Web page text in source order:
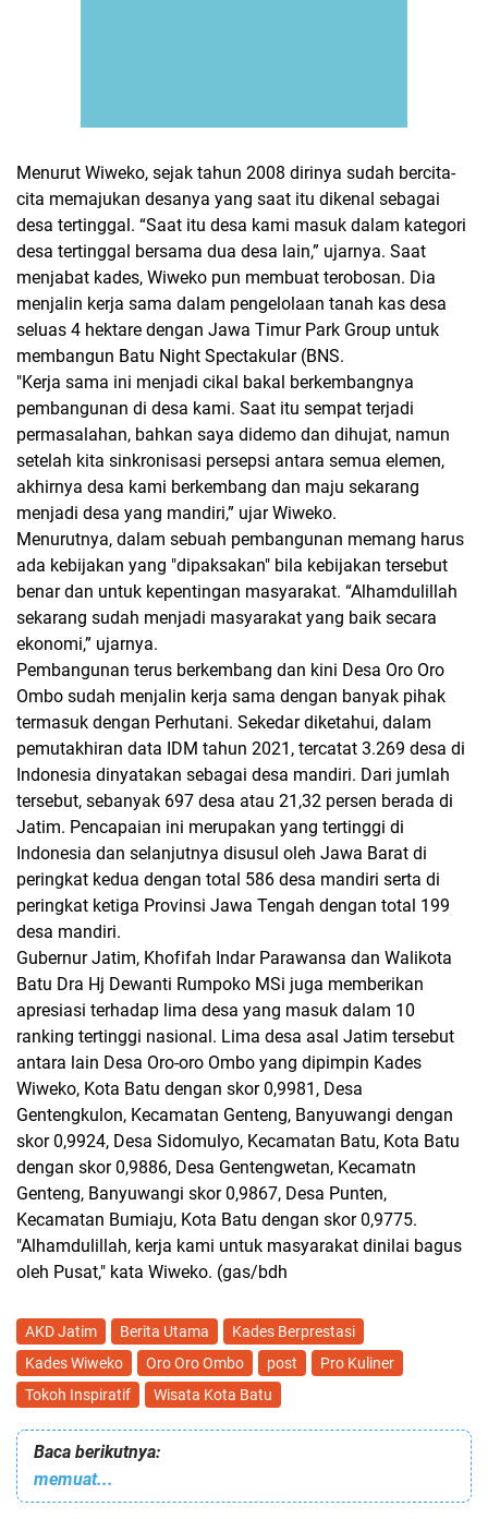
Menurut Wiweko, sejak tahun 2008 dirinya sudah bercita-
cita memajukan desanya yang saat itu dikenal sebagai
desa tertinggal. “Saat itu desa kami masuk dalam kategori
desa tertinggal bersama dua desa lain,” ujarnya. Saat
menjabat kades, Wiweko pun membuat terobosan. Dia
menjalin kerja sama dalam pengelolaan tanah kas desa
seluas 4 hektare dengan Jawa Timur Park Group untuk
membangun Batu Night Spectakular (BNS.
"Kerja sama ini menjadi cikal bakal berkembangnya
pembangunan di desa kami. Saat itu sempat terjadi
permasalahan, bahkan saya didemo dan dihujat, namun
setelah kita sinkronisasi persepsi antara semua elemen,
akhirnya desa kami berkembang dan maju sekarang
menjadi desa yang mandiri,” ujar Wiweko.
Menurutnya, dalam sebuah pembangunan memang harus
ada kebijakan yang "dipaksakan" bila kebijakan tersebut
benar dan untuk kepentingan masyarakat. “Alhamdulillah
sekarang sudah menjadi masyarakat yang baik secara
ekonomi,” ujarnya.
Pembangunan terus berkembang dan kini Desa Oro Oro
Ombo sudah menjalin kerja sama dengan banyak pihak
termasuk dengan Perhutani. Sekedar diketahui, dalam
pemutakhiran data IDM tahun 2021, tercatat 3.269 desa di
Indonesia dinyatakan sebagai desa mandiri. Dari jumlah
tersebut, sebanyak 697 desa atau 21,32 persen berada di
Jatim. Pencapaian ini merupakan yang tertinggi di
Indonesia dan selanjutnya disusul oleh Jawa Barat di
peringkat kedua dengan total 586 desa mandiri serta di
peringkat ketiga Provinsi Jawa Tengah dengan total 199
desa mandiri.
Gubernur Jatim, Khofifah Indar Parawansa dan Walikota
Batu Dra Hj Dewanti Rumpoko MSi juga memberikan
apresiasi terhadap lima desa yang masuk dalam 10
ranking tertinggi nasional. Lima desa asal Jatim tersebut
antara lain Desa Oro-oro Ombo yang dipimpin Kades
Wiweko, Kota Batu dengan skor 0,9981, Desa
Gentengkulon, Kecamatan Genteng, Banyuwangi dengan
skor 0,9924, Desa Sidomulyo, Kecamatan Batu, Kota Batu
dengan skor 0,9886, Desa Gentengwetan, Kecamatn
Genteng, Banyuwangi skor 0,9867, Desa Punten,
Kecamatan Bumiaju, Kota Batu dengan skor 0,9775.
"Alhamdulillah, kerja kami untuk masyarakat dinilai bagus
oleh Pusat," kata Wiweko. (gas/bdh
AKD Jatim Berita Utama
Kades Berprestasi
Kades Wiweko
Oro Oro Ombo post
Pro Kuliner
Tokoh Inspiratif
Wisata Kota Batu
Baca berikutnya:
memuat...